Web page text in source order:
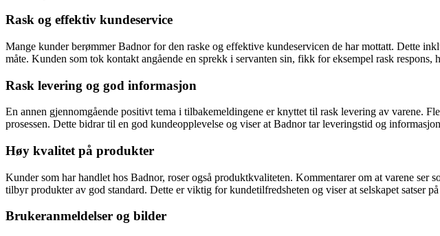
Rask og effektiv kundeservice
Mange kunder berømmer Badnor for den raske og effektive kundeservicen de har mottatt. Dette
måte. Kunden som tok kontakt angående en sprekk i servanten sin, fikk for eksempel rask
Rask levering og god informasjon
En annen gjennomgående positivt tema i tilbakemeldingene er knyttet til rask levering av varene.
prosessen. Dette bidrar til en god kundeopplevelse og viser at Badnor tar leveringstid og
Høy kvalitet på produkter
Kunder som har handlet hos Badnor, roser også produktkvaliteten. Kommentarer om at varene
tilbyr produkter av god standard. Dette er viktig for kundetilfredsheten og viser at selskapet satser
Brukeranmeldelser og bilder